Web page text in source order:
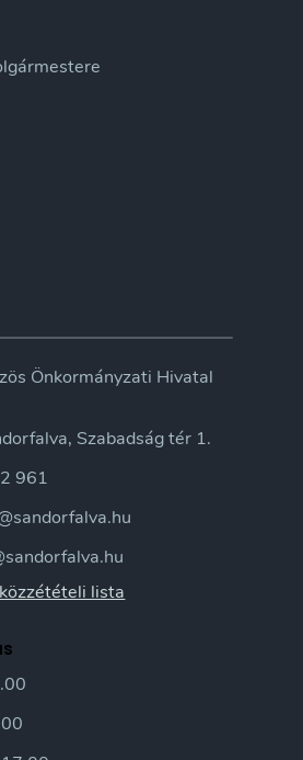
Önkormányzati Hivatal
Szabadság tér 1.
961
lista